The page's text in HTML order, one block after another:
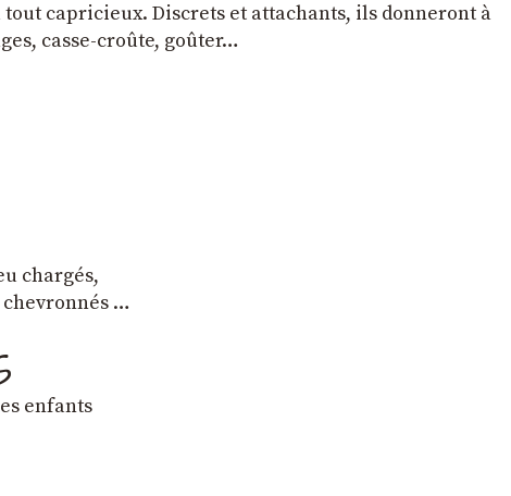
capricieux. Discrets et attachants, ils donneront à
casse-croûte, goûter…
chargés,
chevronnés …
enfants